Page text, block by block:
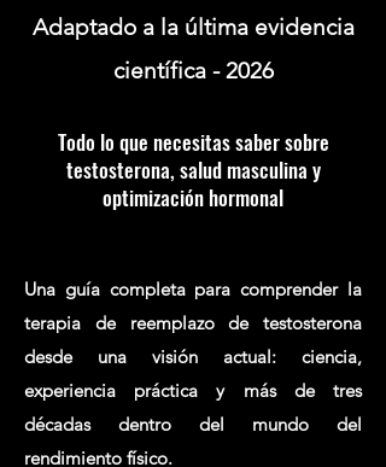
Adaptado a la última evidencia
científica - 2026
Todo lo que necesitas saber sobre
testosterona, salud masculina y
optimización hormonal
Una guía completa para comprender la
terapia de reemplazo de testosterona
desde una visión actual: ciencia,
experiencia práctica y más de tres
décadas dentro del mundo del
rendimiento físico.